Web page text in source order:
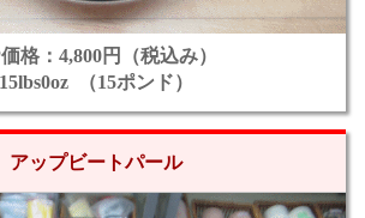
格：4,800円（税込み）
15lbs0oz （15ポンド）
アップビートパール